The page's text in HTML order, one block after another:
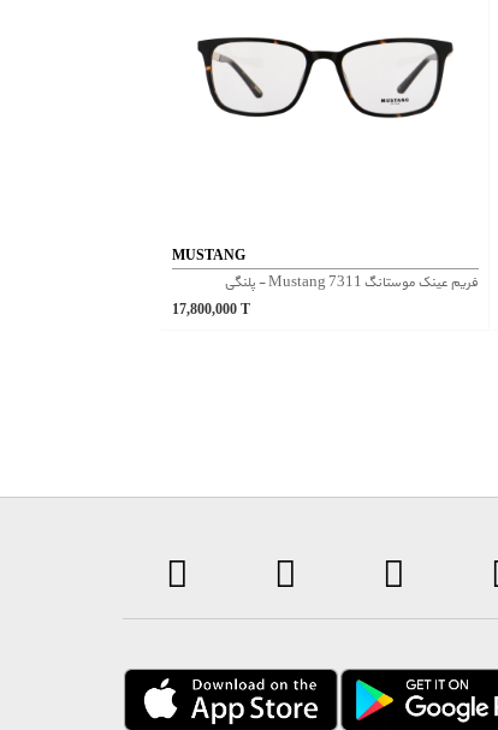
MUSTANG
فریم عینک موستانگ Mustang 7311 - پلنگی
17,800,000 T